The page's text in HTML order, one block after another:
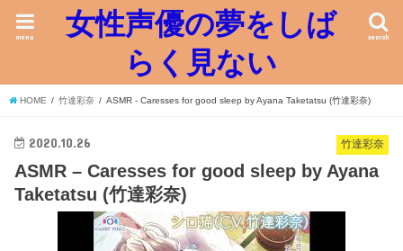
女性声優の夢をしば
らく見ない
search
menu
HOME 竹達彩奈 ASMR - Caresses for good sleep by Ayana Taketatsu (竹達彩奈)
竹達彩奈
2020.10.26
ASMR – Caresses for good sleep by Ayana
Taketatsu (竹達彩奈)